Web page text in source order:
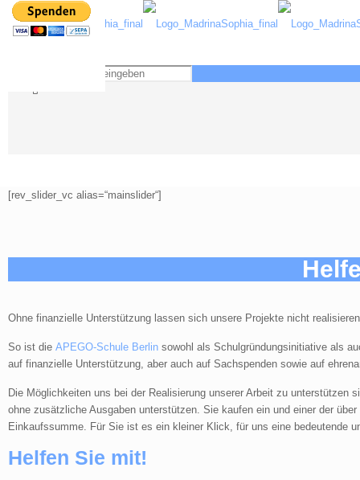
[rev_slider_vc alias=“mainslider“]
Ohne finanzielle Unterstützung lassen sich unsere Projekte nicht
So ist die APEGO-Schule Berlinsowohl als Schulgründungsinitiative als
auf finanzielle Unterstützung, aber auch auf Sachspenden sowie auf
Die Möglichkeiten uns bei der Realisierung unserer Arbeit zu
ohne zusätzliche Ausgaben unterstützen. Sie kaufen ein und einer der
Einkaufssumme. Für Sie ist es ein kleiner Klick, für uns eine bedeutende
Helfen Sie mit!